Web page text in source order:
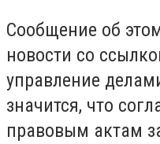
Сообщение об
новости со
управление
значится, что
правовым актам